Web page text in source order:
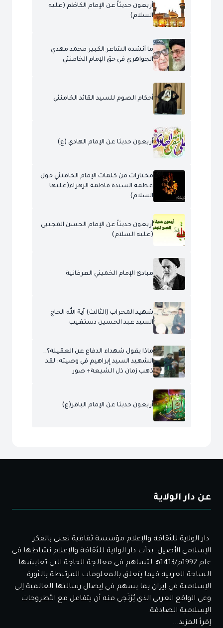
أربعون حديثاً عن الإمام الكاظم (عليه
السلام)
ما أنشده الشاعر الكبير محمد مهدي
الجواهري في حق الإمام الخامنئي
أحكام الصوم للسيد القائد الخامنئي
أربعون حديثا عن الإمام الهادي (ع)
مختارات من كلمات الإمام الخامنئي حول
عظمة السيدة فاطمة الزهراء(عليها
السلام)
أربعون حديثاً عن الإمام الحسن المجتبى
(عليه السلام)
مبادئ الإمام الخميني العرفانية
شهيد المحراب (الثالث) آية الله الحاج
السيد عبد الحسين دستغيب
ماذا يقول شهداء الدفاع عن العقيلة؟..
الشهيد السيد إبراهيم في وصيته: لقد
ذهب زمان ذل الشيعة+ صور
أربعون حديثا عن الإمام الباقر(ع)
عن دار الولاية
دار الولاية للثقافة والإعلام مؤسسة ثقافية تعني بالفكر
الإسلامي الأصيل. بدأت دار الولاية للثقافة والإعلام نشاطها في
عام 1992م/1413هـ لتساهم في معالجة الحاجة التي تعايشها
الساحة العربية فيما يتعلق بالمعلومات المرتبطة بالثورة
الإسلامية في إيران بما يسهم في إيصال رسالتها العالمية إلى
وعي الواقع العربي الذي يُرْتَجى منه أن يتفاعل مع الأطروحات
الإسلامية الصادقة.
إقرأ المزيد...